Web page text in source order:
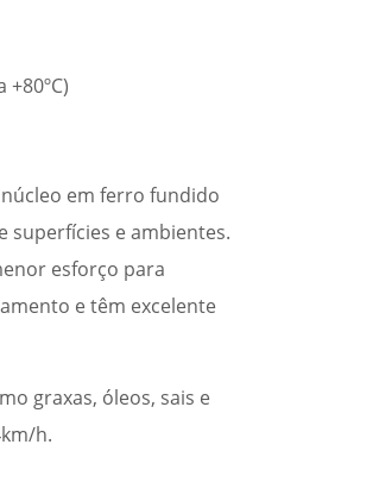
em ferro fundido
superfícies e ambientes.
esforço para
e têm excelente
graxas, óleos, sais e
h.